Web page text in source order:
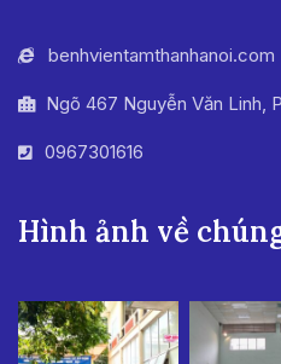
benhvientamthanhanoi.com
Ngõ 467 Nguyễn Văn Linh,
0967301616
Hình ảnh về